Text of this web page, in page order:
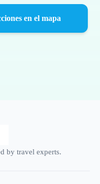
en el mapa
by travel experts.